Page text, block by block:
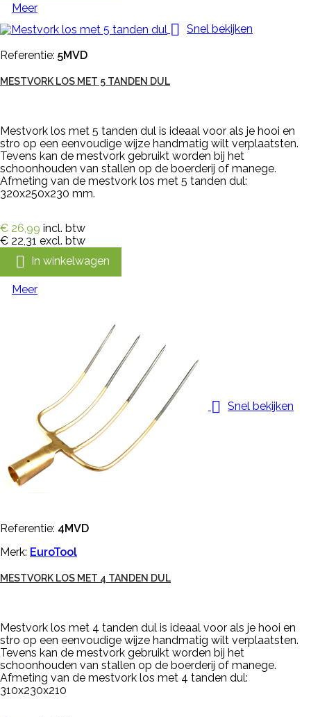
Meer
 Snel bekijken
Referentie: 5MVD
MESTVORK LOS MET 5 TANDEN DUL
Mestvork los met 5 tanden dul is ideaal voor als je hooi en
stro op een eenvoudige wijze handmatig wilt verplaatsten.
Tevens kan de mestvork gebruikt worden bij het
schoonhouden van stallen op de boerderij of manege.
Afmeting van de mestvork los met 5 tanden dul:
320x250x230 mm.
€ 26,99 incl. btw
€ 22,31 excl. btw
 In winkelwagen
Meer
 Snel bekijken
Referentie: 4MVD
Merk: EuroTool
MESTVORK LOS MET 4 TANDEN DUL
Mestvork los met 4 tanden dul is ideaal voor als je hooi en
stro op een eenvoudige wijze handmatig wilt verplaatsten.
Tevens kan de mestvork gebruikt worden bij het
schoonhouden van stallen op de boerderij of manege.
Afmeting van de mestvork los met 4 tanden dul:
310x230x210